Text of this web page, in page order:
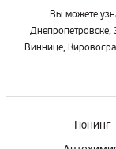
Вы можете
Днепропетровске,
Виннице,
Тюнинг